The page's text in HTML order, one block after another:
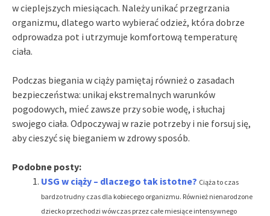
w cieplejszych miesiącach. Należy unikać przegrzania
organizmu, dlatego warto wybierać odzież, która dobrze
odprowadza pot i utrzymuje komfortową temperaturę
ciała.
Podczas biegania w ciąży pamiętaj również o zasadach
bezpieczeństwa: unikaj ekstremalnych warunków
pogodowych, mieć zawsze przy sobie wodę, i słuchaj
swojego ciała. Odpoczywaj w razie potrzeby i nie forsuj się,
aby cieszyć się bieganiem w zdrowy sposób.
Podobne posty:
USG w ciąży – dlaczego tak istotne? Ciąża to czas
bardzo trudny czas dla kobiecego organizmu. Również nienarodzone
dziecko przechodzi wówczas przez całe miesiące intensywnego